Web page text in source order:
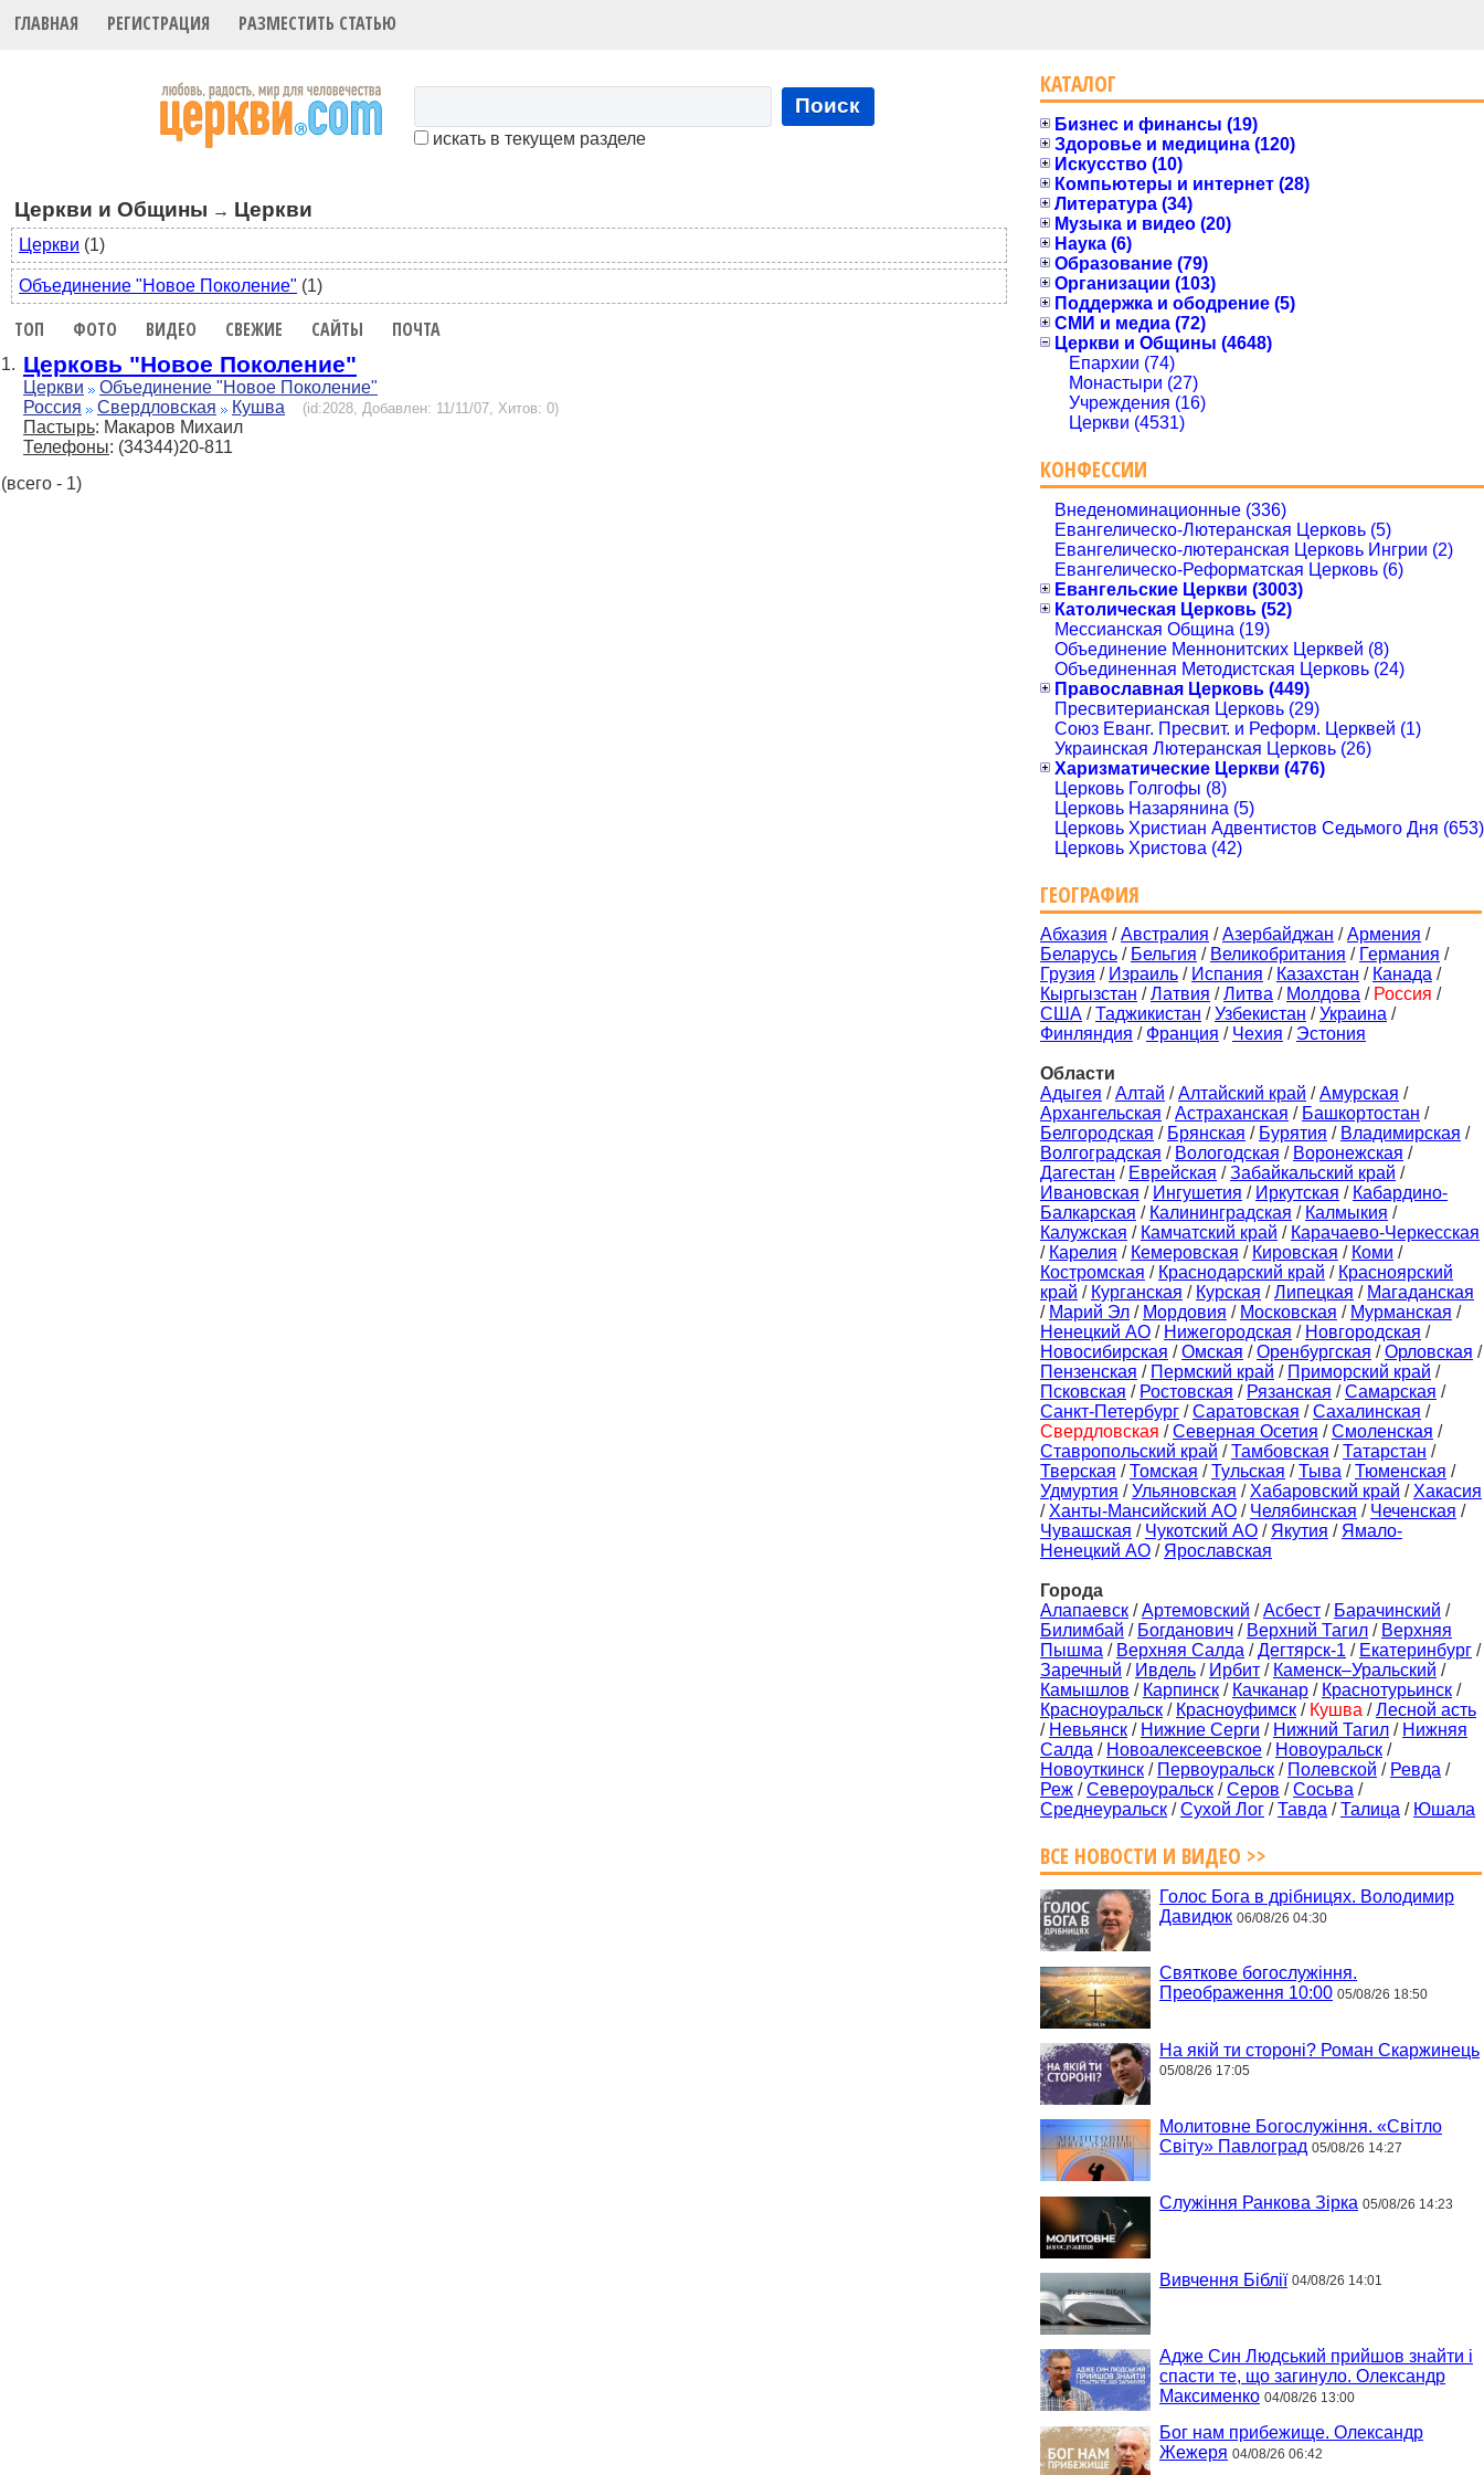
ГЛАВНАЯ РЕГИСТРАЦИЯ РАЗМЕСТИТЬ СТАТЬЮ
Поиск
искать в текущем разделе
Церкви и Общины → Церкви
Церкви (1)
Объединение "Новое Поколение" (1)
ТОП ФОТО ВИДЕО СВЕЖИЕ САЙТЫ ПОЧТА
1. Церковь "Новое Поколение"
Церкви
Объединение "Новое Поколение"
Россия
Свердловская Кушва (id:2028, Добавлен: 11/11/07, Хитов: 0)
Пастырь: Макаров Михаил
Телефоны: (34344)20-811
(всего - 1)
КАТАЛОГ
Бизнес и финансы (19)
Здоровье и медицина (120)
Искусство (10)
Компьютеры и интернет (28)
Литература (34)
Музыка и видео (20)
Наука (6)
Образование (79)
Организации (103)
Поддержка и ободрение (5)
СМИ и медиа (72)
Церкви и Общины (4648)
Епархии (74)
Монастыри (27)
Учреждения (16)
Церкви (4531)
КОНФЕССИИ
Внеденоминационные (336)
Евангелическо-Лютеранская Церковь (5)
Евангелическо-лютеранская Церковь Ингрии (2)
Евангелическо-Реформатская Церковь (6)
Евангельские Церкви (3003)
Католическая Церковь (52)
Мессианская Община (19)
Объединение Меннонитских Церквей (8)
Объединенная Методистская Церковь (24)
Православная Церковь (449)
Пресвитерианская Церковь (29)
Союз Еванг. Пресвит. и Реформ. Церквей (1)
Украинская Лютеранская Церковь (26)
Харизматические Церкви (476)
Церковь Голгофы (8)
Церковь Назарянина (5)
Церковь Христиан Адвентистов Седьмого Дня (653)
Церковь Христова (42)
ГЕОГРАФИЯ
Абхазия /Австралия /Азербайджан /Армения /
Беларусь / Бельгия / Великобритания / Германия /
Грузия / Израиль / Испания / Казахстан / Канада /
Кыргызстан /Латвия /Литва / Молдова / Россия /
США /Таджикистан /Узбекистан /Украина /
Финляндия / Франция / Чехия / Эстония
Области
Адыгея /Алтай /Алтайский край /Амурская /
Архангельская /Астраханская / Башкортостан /
Белгородская / Брянская / Бурятия / Владимирская /
Волгоградская / Вологодская / Воронежская /
Дагестан / Еврейская /Забайкальский край /
Ивановская / Ингушетия / Иркутская / Кабардино-
Балкарская / Калининградская / Калмыкия /
Калужская / Камчатский край / Карачаево-Черкесская
/ Карелия / Кемеровская / Кировская / Коми /
Костромская / Краснодарский край / Красноярский
край / Курганская / Курская /Липецкая / Магаданская
/ Марий Эл / Мордовия / Московская / Мурманская /
Ненецкий АО / Нижегородская / Новгородская /
Новосибирская /Омская /Оренбургская /Орловская /
Пензенская / Пермский край / Приморский край /
Псковская / Ростовская / Рязанская /Самарская /
Санкт-Петербург /Саратовская /Сахалинская /
Свердловская /Северная Осетия /Смоленская /
Ставропольский край /Тамбовская /Татарстан /
Тверская /Томская /Тульская /Тыва /Тюменская /
Удмуртия /Ульяновская / Хабаровский край / Хакасия
/ Ханты-Мансийский АО / Челябинская / Чеченская /
Чувашская / Чукотский АО / Якутия / Ямало-
Ненецкий АО / Ярославская
Города
Алапаевск /Артемовский /Асбест / Барачинский /
Билимбай / Богданович / Верхний Тагил / Верхняя
Пышма / Верхняя Салда /Дегтярск-1 / Екатеринбург /
Заречный / Ивдель / Ирбит / Каменск–Уральский /
Камышлов / Карпинск / Качканар / Краснотурьинск /
Красноуральск / Красноуфимск / Кушва /Лесной асть
/ Невьянск / Нижние Серги / Нижний Тагил / Нижняя
Салда / Новоалексеевское / Новоуральск /
Новоуткинск / Первоуральск / Полевской / Ревда /
Реж /Североуральск /Серов /Сосьва /
Среднеуральск /Сухой Лог /Тавда /Талица / Юшала
ВСЕ НОВОСТИ И ВИДЕО >>
Голос Бога в дрібницях. Володимир
Давидюк 06/08/26 04:30
Святкове богослужіння.
Преображення 10:00 05/08/26 18:50
На якій ти стороні? Роман Скаржинець
05/08/26 17:05
Молитовне Богослужіння. «Світло
Світу» Павлоград 05/08/26 14:27
Служіння Ранкова Зірка 05/08/26 14:23
Вивчення Біблії 04/08/26 14:01
Адже Син Людський прийшов знайти і
спасти те, що загинуло. Олександр
Максименко 04/08/26 13:00
Бог нам прибежище. Олександр
Жежеря 04/08/26 06:42